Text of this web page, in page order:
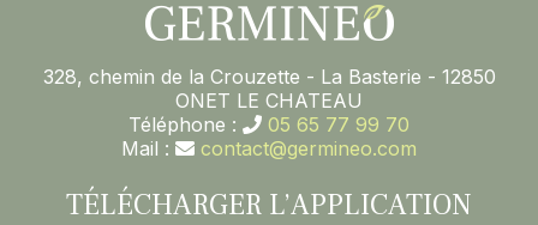
328, chemin de la Crouzette - La Basterie - 12850
ONET LE CHATEAU
Téléphone :
05 65 77 99 70
Mail :
contact@germineo.com
TÉLÉCHARGER L’APPLICATION